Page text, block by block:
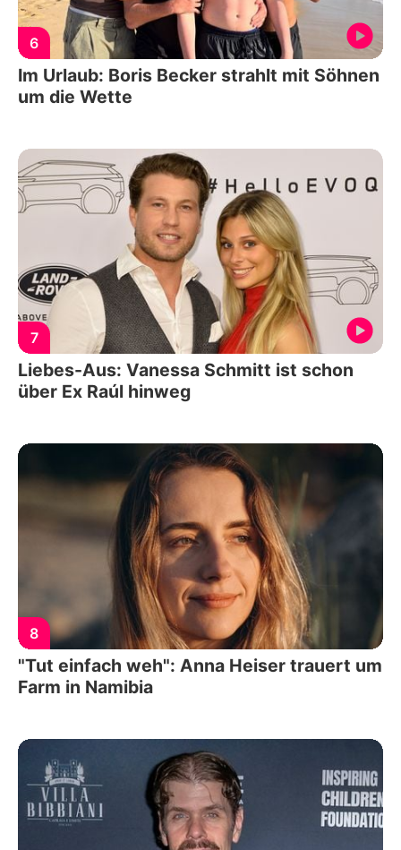
6
Im Urlaub: Boris Becker strahlt mit Söhnen
um die Wette
7
Liebes-Aus: Vanessa Schmitt ist schon
über Ex Raúl hinweg
8
"Tut einfach weh": Anna Heiser trauert um
Farm in Namibia